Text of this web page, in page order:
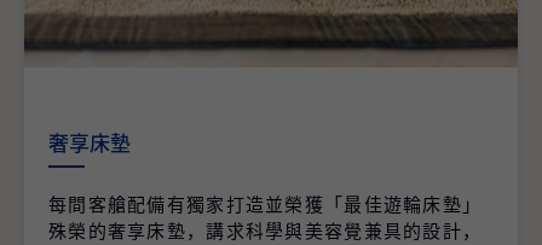
奢享床墊
每間客艙配備有獨家打造並榮獲「最佳遊輪床墊」
殊榮的奢享床墊，講求科學與美容覺兼具的設計，